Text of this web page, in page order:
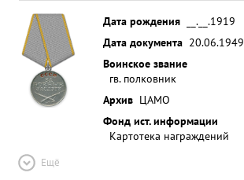
Дата рождения
__.__.1919
Дата документа 20.06.1949
Воинское звание
гв. полковник
Архив ЦАМО
Фонд ист. информации
Картотека награждений
Ещё